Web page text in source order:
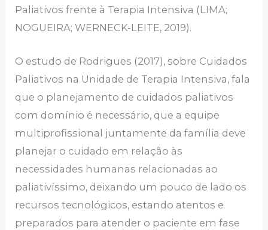
Paliativos frente à Terapia Intensiva (LIMA;
NOGUEIRA; WERNECK-LEITE, 2019).
O estudo de Rodrigues (2017), sobre Cuidados
Paliativos na Unidade de Terapia Intensiva, fala
que o planejamento de cuidados paliativos
com domínio é necessário, que a equipe
multiprofissional juntamente da família deve
planejar o cuidado em relação às
necessidades humanas relacionadas ao
paliativíssimo, deixando um pouco de lado os
recursos tecnológicos, estando atentos e
preparados para atender o paciente em fase